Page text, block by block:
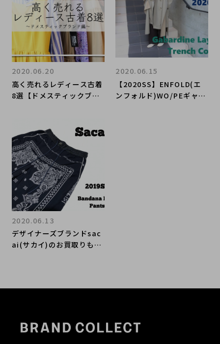
高く売れるレディース古着
8選【ドメスティックブラ
2020.06.20
【2020SS】ENFOLD(エ
ンフォルド)WO/PEギャバ
2020.06.15
デザイナーズブランドsac
ai(サカイ)のお買取りもお
2020.06.13